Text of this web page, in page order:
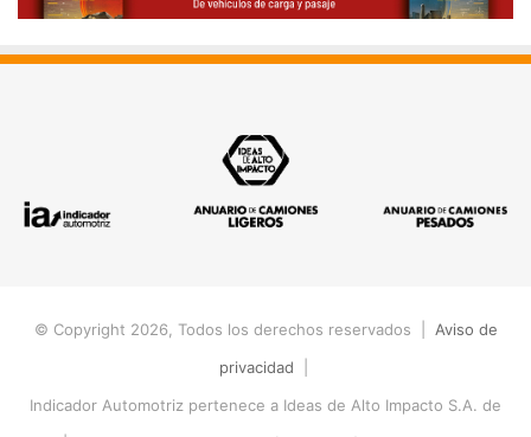
© Copyright 2026, Todos los derechos reservados | Aviso de
privacidad
Indicador Automotriz pertenece a Ideas de Alto Impacto S.A. de